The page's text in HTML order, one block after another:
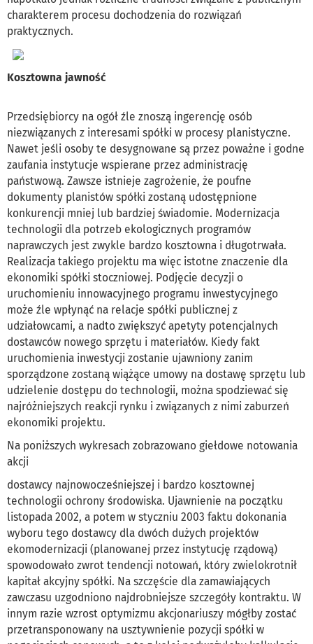
charakterem procesu dochodzenia do rozwiązań
praktycznych.
Kosztowna jawność
Przedsiębiorcy na ogół źle znoszą ingerencję osób
niezwiązanych z interesami spółki w procesy planistyczne.
Nawet jeśli osoby te desygnowane są przez poważne i godne
zaufania instytucje wspierane przez administrację
państwową. Zawsze istnieje zagrożenie, że poufne
dokumenty planistów spółki zostaną udostępnione
konkurencji mniej lub bardziej świadomie. Modernizacja
technologii dla potrzeb ekologicznych programów
naprawczych jest zwykle bardzo kosztowna i długotrwała.
Realizacja takiego projektu ma więc istotne znaczenie dla
ekonomiki spółki stoczniowej. Podjęcie decyzji o
uruchomieniu innowacyjnego programu inwestycyjnego
może źle wpłynąć na relacje spółki publicznej z
udziałowcami, a nadto zwiększyć apetyty potencjalnych
dostawców nowego sprzętu i materiałów. Kiedy fakt
uruchomienia inwestycji zostanie ujawniony zanim
sporządzone zostaną wiążące umowy na dostawę sprzętu lub
udzielenie dostępu do technologii, można spodziewać się
najróżniejszych reakcji rynku i związanych z nimi zaburzeń
ekonomiki projektu.
Na poniższych wykresach zobrazowano giełdowe notowania
akcji
dostawcy najnowocześniejszej i bardzo kosztownej
technologii ochrony środowiska. Ujawnienie na początku
listopada 2002, a potem w styczniu 2003 faktu dokonania
wyboru tego dostawcy dla dwóch dużych projektów
ekomodernizacji (planowanej przez instytucję rządową)
spowodowało zwrot tendencji notowań, który zwielokrotnił
kapitał akcyjny spółki. Na szczęście dla zamawiających
zawczasu uzgodniono najdrobniejsze szczegóły kontraktu. W
innym razie wzrost optymizmu akcjonariuszy mógłby zostać
przetransponowany na usztywnienie pozycji spółki w